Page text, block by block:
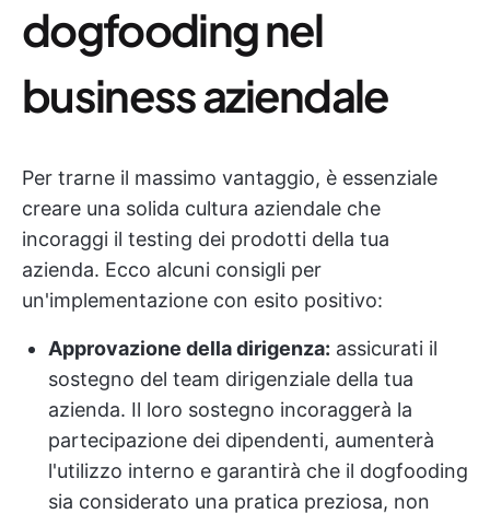
dogfooding nel
business aziendale
Per trarne il massimo vantaggio, è essenziale
creare una solida cultura aziendale che
incoraggi il testing dei prodotti della tua
azienda. Ecco alcuni consigli per
un'implementazione con esito positivo:
Approvazione della dirigenza: assicurati il
sostegno del team dirigenziale della tua
azienda. Il loro sostegno incoraggerà la
partecipazione dei dipendenti, aumenterà
l'utilizzo interno e garantirà che il dogfooding
sia considerato una pratica preziosa, non